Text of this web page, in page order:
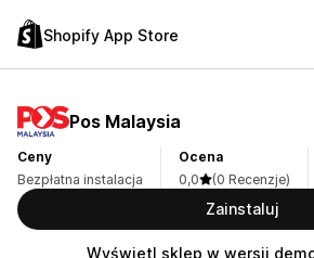
Shopify App Store
Pos Malaysia
Ceny
Bezpłatna instalacja
Ocena
0,0
(0 Recenzje)
Zainstaluj
Wyświetl sklep w wersji